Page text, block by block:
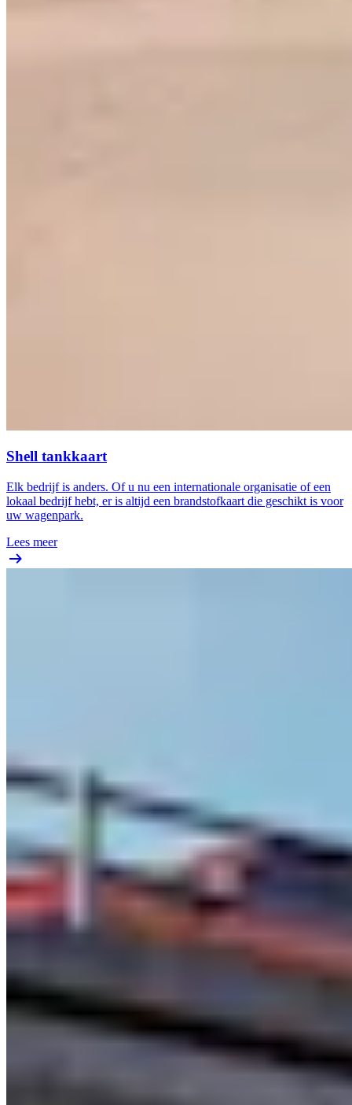
Shell tankkaart
Elk bedrijf is anders. Of u nu een internationale organisatie of een
lokaal bedrijf hebt, er is altijd een brandstofkaart die geschikt is voor
uw wagenpark.
Lees meer